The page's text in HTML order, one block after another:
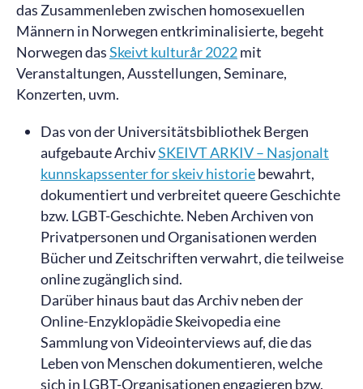
das Zusammenleben zwischen homosexuellen
Männern in Norwegen entkriminalisierte, begeht
Norwegen dasSkeivt kulturår 2022mit
Veranstaltungen, Ausstellungen, Seminare,
Konzerten, uvm.
Das von der Universitätsbibliothek Bergen
aufgebaute ArchivSKEIVT ARKIV – Nasjonalt
kunnskapssenter for skeiv historiebewahrt,
dokumentiert und verbreitet queere Geschichte
bzw. LGBT-Geschichte. Neben Archiven von
Privatpersonen und Organisationen werden
Bücher und Zeitschriften verwahrt, die teilweise
online zugänglich sind.
Darüber hinaus baut das Archiv neben der
Online-Enzyklopädie Skeivopedia eine
Sammlung von Videointerviews auf, die das
Leben von Menschen dokumentieren, welche
sich in LGBT-Organisationen engagieren bzw.